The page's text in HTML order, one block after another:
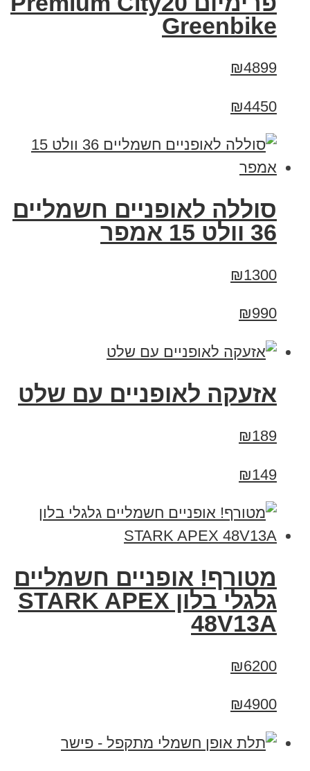
Greenbike
₪4899
₪4450
סוללה לאופניים חשמליים
36 וולט 15 אמפר
₪1300
₪990
אזעקה לאופניים עם שלט
₪189
₪149
מטורף! אופניים חשמליים
גלגלי בלון STARK APEX
48V13A
₪6200
₪4900